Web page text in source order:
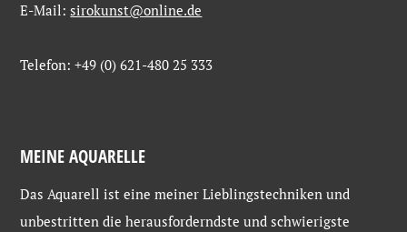
E-Mail:sirokunst@online.de
Telefon: +49 (0) 621-480 25 333
MEINE AQUARELLE
Das Aquarell ist eine meiner Lieblingstechniken und
unbestritten die herausforderndste und schwierigste